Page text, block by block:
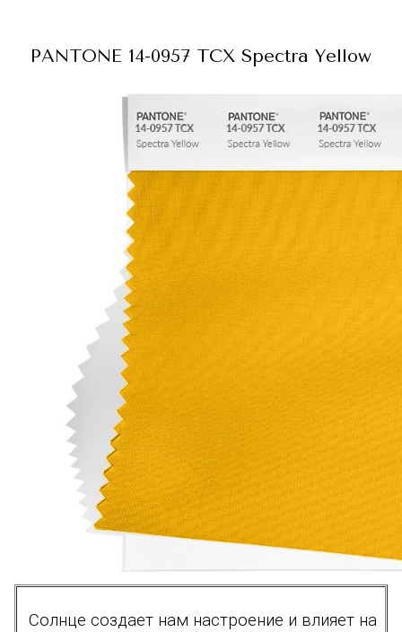
PANTONE 14-0957 TCX Spectra Yellow
Солнце создает нам настроение и влияет на